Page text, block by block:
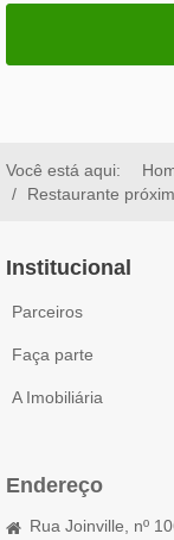
Você está aqui:
Restaurante
Institucional
Parceiros
Faça parte
A Imobiliária
Endereço
Rua Joinville, nº